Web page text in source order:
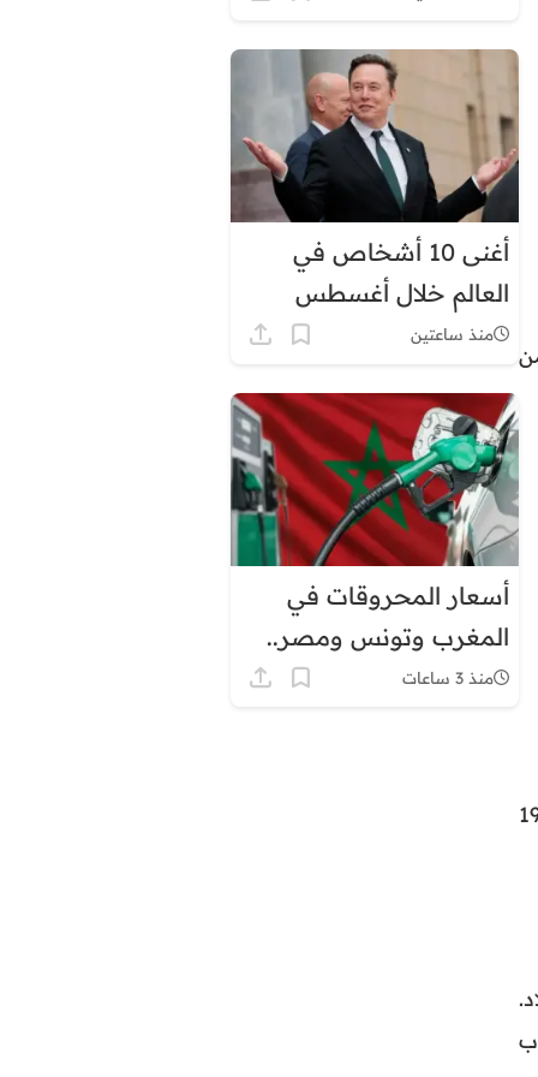
عقب الإعصار، بلغ عدد الضحايا 197
أغنى 10 أشخاص في
العالم خلال أغسطس
2026.. إيلون ماسك في
منذ ساعتين
أسعار المحروقات في
المغرب وتونس ومصر..
لماذا يبدو الفارق كبيرًا؟
منذ 3 ساعات